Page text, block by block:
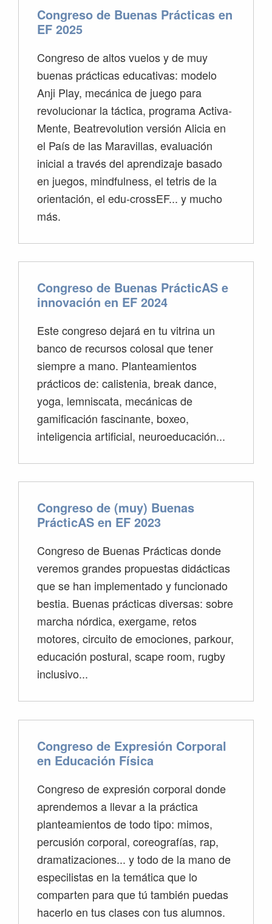
Congreso de Buenas Prácticas en
EF 2025
Congreso de altos vuelos y de muy
buenas prácticas educativas: modelo
Anji Play, mecánica de juego para
revolucionar la táctica, programa Activa-
Mente, Beatrevolution versión Alicia en
el País de las Maravillas, evaluación
inicial a través del aprendizaje basado
en juegos, mindfulness, el tetris de la
orientación, el edu-crossEF... y mucho
más.
Congreso de Buenas PrácticAS e
innovación en EF 2024
Este congreso dejará en tu vitrina un
banco de recursos colosal que tener
siempre a mano. Planteamientos
prácticos de: calistenia, break dance,
yoga, lemniscata, mecánicas de
gamificación fascinante, boxeo,
inteligencia artificial, neuroeducación...
Congreso de (muy) Buenas
PrácticAS en EF 2023
Congreso de Buenas Prácticas donde
veremos grandes propuestas didácticas
que se han implementado y funcionado
bestia. Buenas prácticas diversas: sobre
marcha nórdica, exergame, retos
motores, circuito de emociones, parkour,
educación postural, scape room, rugby
inclusivo...
Congreso de Expresión Corporal
en Educación Física
Congreso de expresión corporal donde
aprendemos a llevar a la práctica
planteamientos de todo tipo: mimos,
percusión corporal, coreografías, rap,
dramatizaciones... y todo de la mano de
especilistas en la temática que lo
comparten para que tú también puedas
hacerlo en tus clases con tus alumnos.